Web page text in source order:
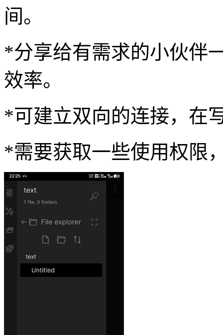
间。
*分享给有需求的小伙伴
效率。
*可建立双向的连接，在
*需要获取一些使用权限